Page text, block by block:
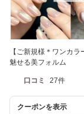
【ご新規様＊ワンカ
魅せる美フォルム
口コミ 27件
クーポンを表示